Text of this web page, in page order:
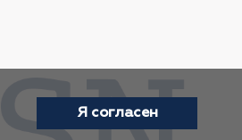
Я согласен